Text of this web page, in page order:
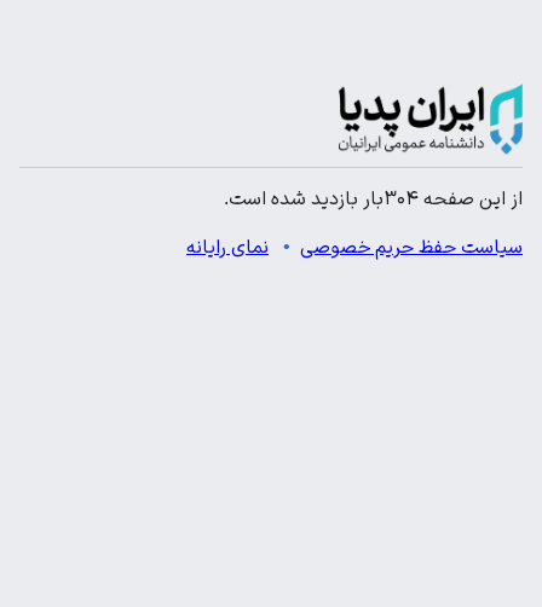
از این صفحه ۳۰۴بار بازدید شده است.
سیاست حفظ حریم خصوصی نمای رایانه